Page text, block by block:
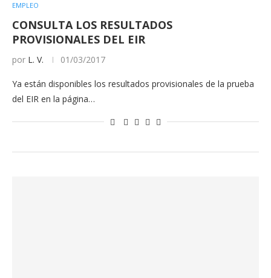
EMPLEO
CONSULTA LOS RESULTADOS
PROVISIONALES DEL EIR
por L. V. 01/03/2017
Ya están disponibles los resultados provisionales de la prueba
del EIR en la página…